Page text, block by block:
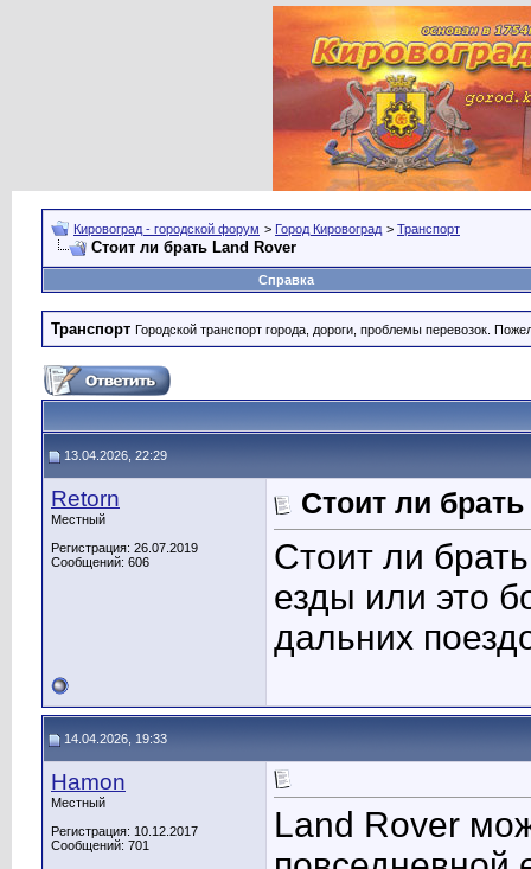
Кировоград - городской форум > Город Кировоград > Транспорт
Стоит ли брать Land Rover
Справка
Транспорт Городской транспорт города, дороги, проблемы перевозок.
13.04.2026, 22:29
Retorn
Местный
Регистрация: 26.07.2019
Сообщений: 606
Стоит ли
Стоит ли
езды или это
дальних
14.04.2026, 19:33
Hamon
Местный
Регистрация: 10.12.2017
Сообщений: 701
Land Rover